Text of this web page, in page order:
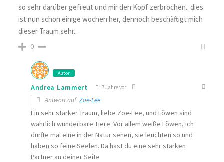
so sehr darüber gefreut und mir den Kopf zerbrochen.. dies
ist nun schon einige wochen her, dennoch beschäftigt mich
dieser Traum sehr..
0
Autor
Andrea Lammert 7 Jahre vor
Antwort auf Zoe-Lee
Ein sehr starker Traum, liebe Zoe-Lee, und Löwen sind
wahrlich wunderbare Tiere. Vor allem weiße Löwen, ich
durfte mal eine in der Natur sehen, sie leuchten so und
haben so feine Seelen. Da hast du eine sehr starken
Partner an deiner Seite